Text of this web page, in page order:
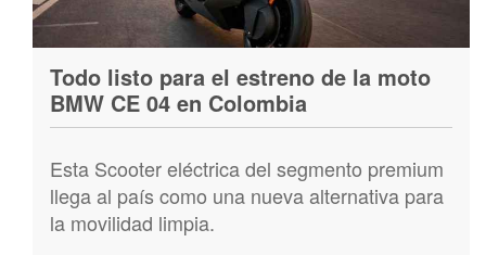
Todo listo para el estreno de la moto
BMW CE 04 en Colombia
Esta Scooter eléctrica del segmento premium
llega al país como una nueva alternativa para
la movilidad limpia.